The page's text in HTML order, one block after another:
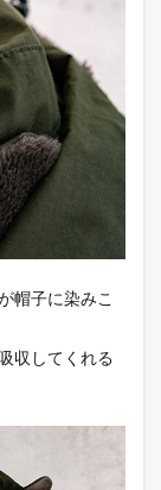
帽子に染みこ
収してくれる